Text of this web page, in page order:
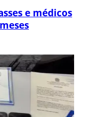
e médicos